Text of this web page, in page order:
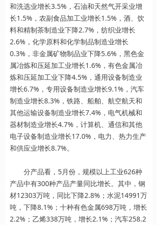
和洗选业增长3.5%，石油和天然气开采业增
长1.5%，农副食品加工业增长1.5%，酒、饮
料和精制茶制造业下降2.7%，纺织业增长
2.6%，化学原料和化学制品制造业增长
0.3%，非金属矿物制品业下降5.6%，黑色金
属冶炼和压延加工业增长1.6%，有色金属冶
炼和压延加工业下降4.5%，通用设备制造业
增长6.7%，专用设备制造业增长9.1%，汽车
制造业增长8.3%，铁路、船舶、航空航天和
其他运输设备制造业增长7.4%，电气机械和
器材制造业增长4.7%，计算机、通信和其他
电子设备制造业增长17.0%，电力、热力生产
和供应业增长8.7%。
分产品看，5月份，规模以上工业626种
产品中有300种产品产量同比增长。其中，钢
材12303万吨，同比下降2.8%；水泥14991万
吨，下降8.1%；十种有色金属698万吨，增长
2.2%；乙烯338万吨，增长2.1%；汽车258.2